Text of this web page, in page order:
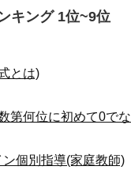
キング 1位~9位
とは)
第何位に初めて0で
ン個別指導(家庭教師)